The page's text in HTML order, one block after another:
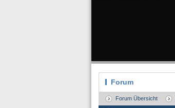
Forum
Forum Übersicht